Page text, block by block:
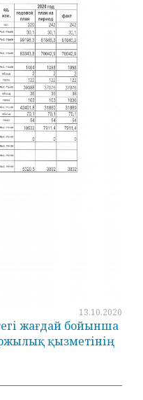
13.10.2020
жағдай бойынша
қызметінің